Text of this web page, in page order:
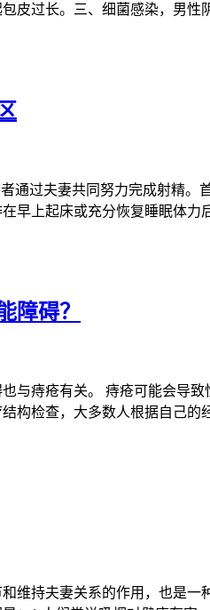
皮过长。三、细菌感染，男性
过夫妻共同努力完成射精
早上起床或充分恢复睡眠体力
障碍？
与痔疮有关。 痔疮可能会导
构检查，大多数人根据自己的
维持夫妻关系的作用，也是